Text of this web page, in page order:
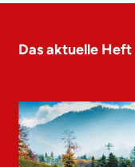
Das aktuelle Heft